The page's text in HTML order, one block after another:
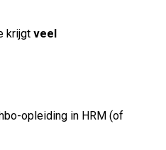
krijgt veel
opleiding in HRM (of